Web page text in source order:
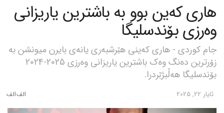
هاری کەین بوو بە باشترین یاریزانی
وەرزی بۆندسلیگا
جام کوردی - هاری کەینی هێرشبەری یانەی بایرن میونشن بە
زۆرترین دەنگ وەک باشترین یاریزانی وەرزی 2025-2024
بۆندسلیگا هەڵبژێردرا.
ئایار 22, 2025